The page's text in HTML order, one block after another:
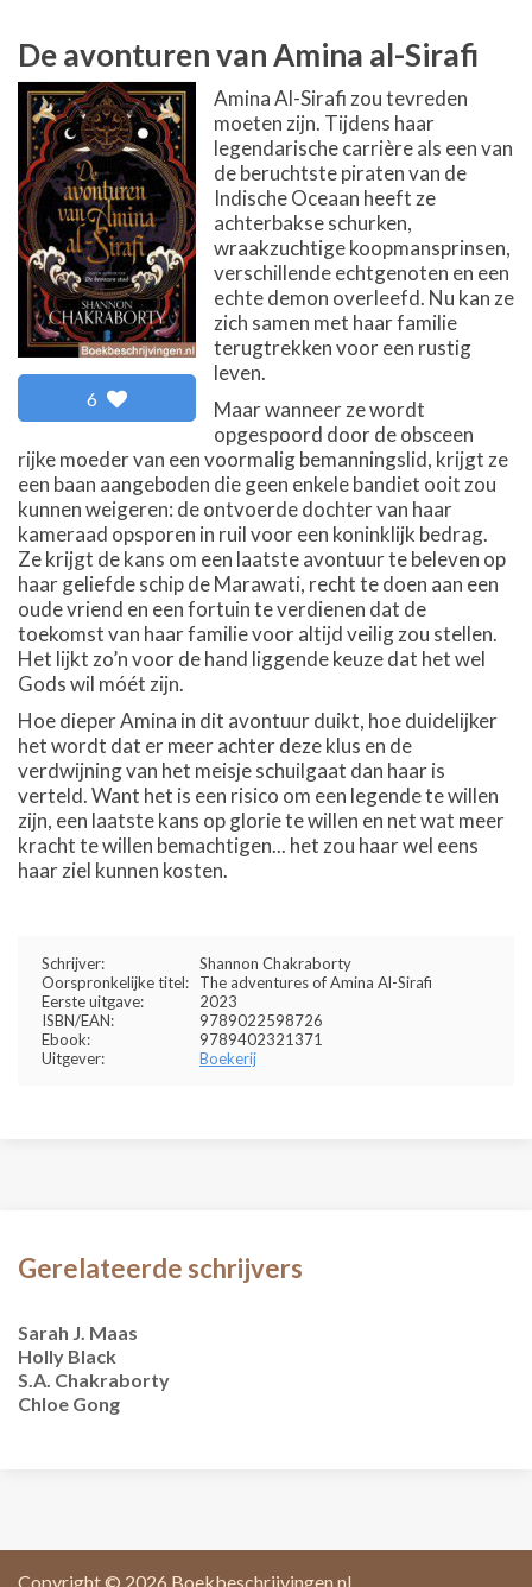
De avonturen van Amina al-Sirafi
6
Amina Al-Sirafi zou tevreden
moeten zijn. Tijdens haar
legendarische carrière als een van
de beruchtste piraten van de
Indische Oceaan heeft ze
achterbakse schurken,
wraakzuchtige koopmansprinsen,
verschillende echtgenoten en een
echte demon overleefd. Nu kan ze
zich samen met haar familie
terugtrekken voor een rustig
leven.
Maar wanneer ze wordt
opgespoord door de obsceen
rijke moeder van een voormalig bemanningslid, krijgt ze
een baan aangeboden die geen enkele bandiet ooit zou
kunnen weigeren: de ontvoerde dochter van haar
kameraad opsporen in ruil voor een koninklijk bedrag.
Ze krijgt de kans om een laatste avontuur te beleven op
haar geliefde schip de Marawati, recht te doen aan een
oude vriend en een fortuin te verdienen dat de
toekomst van haar familie voor altijd veilig zou stellen.
Het lijkt zo’n voor de hand liggende keuze dat het wel
Gods wil móét zijn.
Hoe dieper Amina in dit avontuur duikt, hoe duidelijker
het wordt dat er meer achter deze klus en de
verdwijning van het meisje schuilgaat dan haar is
verteld. Want het is een risico om een legende te willen
zijn, een laatste kans op glorie te willen en net wat meer
kracht te willen bemachtigen... het zou haar wel eens
haar ziel kunnen kosten.
Schrijver:
Shannon Chakraborty
Oorspronkelijke titel:
The adventures of Amina Al-Sirafi
Eerste uitgave:
2023
ISBN/EAN:
9789022598726
Ebook:
9789402321371
Uitgever:
Boekerij
Gerelateerde schrijvers
Sarah J. Maas
Holly Black
S.A. Chakraborty
Chloe Gong
Copyright © 2026 Boekbeschrijvingen.nl